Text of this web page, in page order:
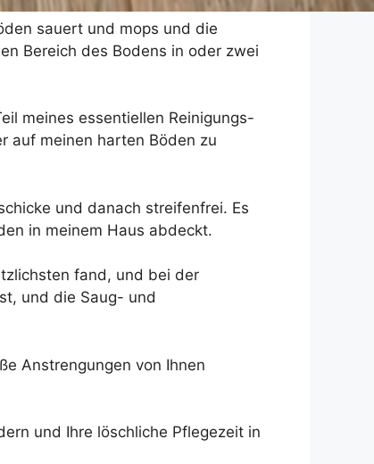
sauert und mops und die
Bereich des Bodens in oder zwei
meines essentiellen Reinigungs-
auf meinen harten Böden zu
und danach streifenfrei. Es
in meinem Haus abdeckt.
fand, und bei der
und die Saug- und
Anstrengungen von Ihnen
und Ihre löschliche Pflegezeit in